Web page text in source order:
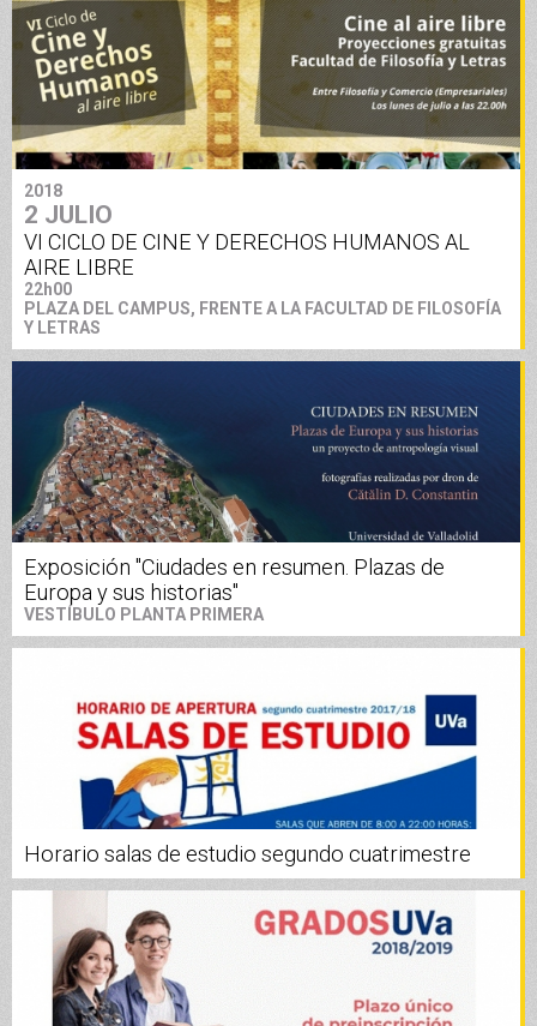
2018
2 JULIO
VI CICLO DE CINE Y DERECHOS HUMANOS AL
AIRE LIBRE
22h00
PLAZA DEL CAMPUS, FRENTE A LA FACULTAD DE FILOSOFÍA
Y LETRAS
Exposición "Ciudades en resumen. Plazas de
Europa y sus historias"
VESTÍBULO PLANTA PRIMERA
Horario salas de estudio segundo cuatrimestre